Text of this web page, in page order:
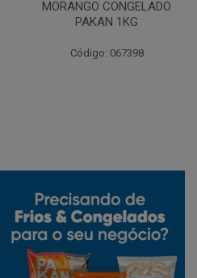
MORANGO CONGELADO
PAKAN 1KG
Código: 067398